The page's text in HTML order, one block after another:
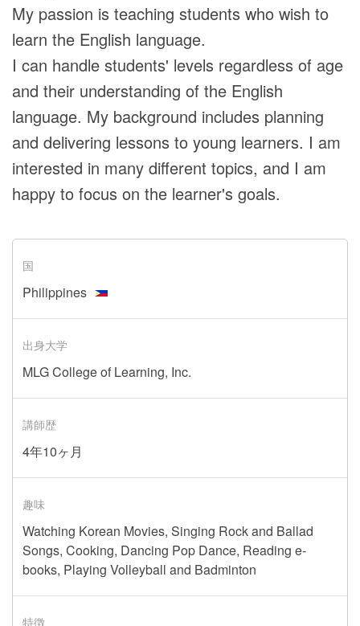
My passion is teaching students who wish to
learn the English language.
I can handle students' levels regardless of age
and their understanding of the English
language. My background includes planning
and delivering lessons to young learners. I am
interested in many different topics, and I am
happy to focus on the learner's goals.
国
Philippines
出身大学
MLG College of Learning, Inc.
講師歴
4年10ヶ月
趣味
Watching Korean Movies, Singing Rock and Ballad
Songs, Cooking, Dancing Pop Dance, Reading e-
books, Playing Volleyball and Badminton
特徴